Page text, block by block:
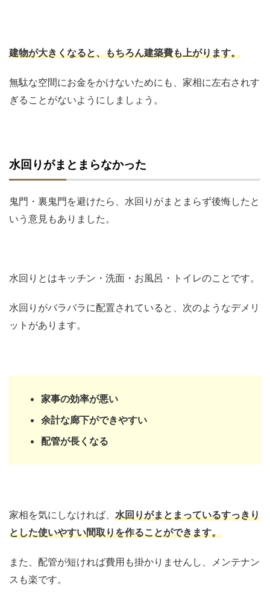
建物が大きくなると、もちろん建築費も上がります。
無駄な空間にお金をかけないためにも、家相に左右されす
ぎることがないようにしましょう。
水回りがまとまらなかった
鬼門・裏鬼門を避けたら、水回りがまとまらず後悔したと
いう意見もありました。
水回りとはキッチン・洗面・お風呂・トイレのことです。
水回りがバラバラに配置されていると、次のようなデメリ
ットがあります。
家事の効率が悪い
余計な廊下ができやすい
配管が長くなる
家相を気にしなければ、 水回りがまとまっているすっきり
とした使いやすい間取りを作ることができます。
また、配管が短ければ費用も掛かりませんし、メンテナン
スも楽です。